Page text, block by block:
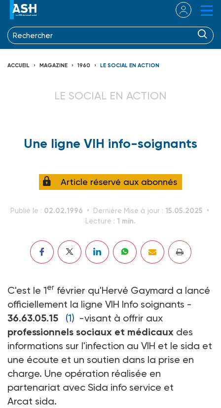
ACCUEIL MAGAZINE 1960 LE SOCIAL EN ACTION
LE SOCIAL EN ACTION
Une ligne VIH info-soignants
Article réservé aux abonnés
Publié le : 02.02.1996 Dernière Mise à jour : 15.05.2025
Lecture : 1 min.
C'est le 1er février qu'Hervé Gaymard a lancé
officiellement la ligne VIH Info soignants -
36.63.05.15
(1) -visant à offrir aux
professionnels sociaux et médicaux des
informations sur l'infection au VIH et le sida et
une écoute et un soutien dans la prise en
charge. Une opération réalisée en
partenariat avec Sida info service et
Arcat sida.